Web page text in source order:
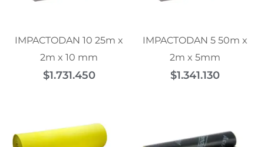
IMPACTODAN 10 25m x
2m x 10 mm
$1.731.450
IMPACTODAN 5 50m x
2m x 5mm
$1.341.130